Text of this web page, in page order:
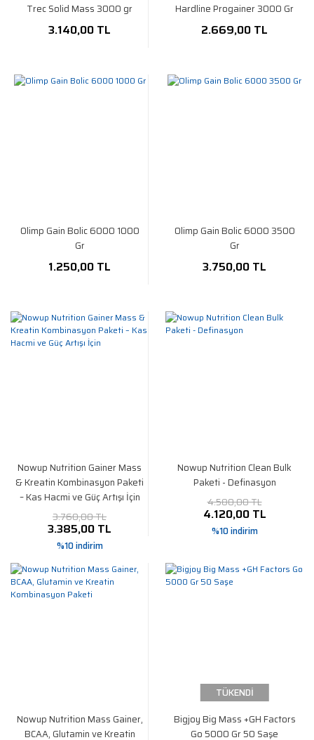
Trec Solid Mass 3000 gr
3.140,00 TL
Hardline Progainer 3000 Gr
2.669,00 TL
Olimp Gain Bolic 6000 1000
Gr
1.250,00 TL
Olimp Gain Bolic 6000 3500
Gr
3.750,00 TL
Nowup Nutrition Gainer Mass
& Kreatin Kombinasyon Paketi
– Kas Hacmi ve Güç Artışı İçin
3.760,00 TL
3.385,00 TL
%10 indirim
Nowup Nutrition Clean Bulk
Paketi - Definasyon
4.580,00 TL
4.120,00 TL
%10 indirim
Nowup Nutrition Mass Gainer,
BCAA, Glutamin ve Kreatin
TÜKENDİ
Bigjoy Big Mass +GH Factors
Go 5000 Gr 50 Saşe